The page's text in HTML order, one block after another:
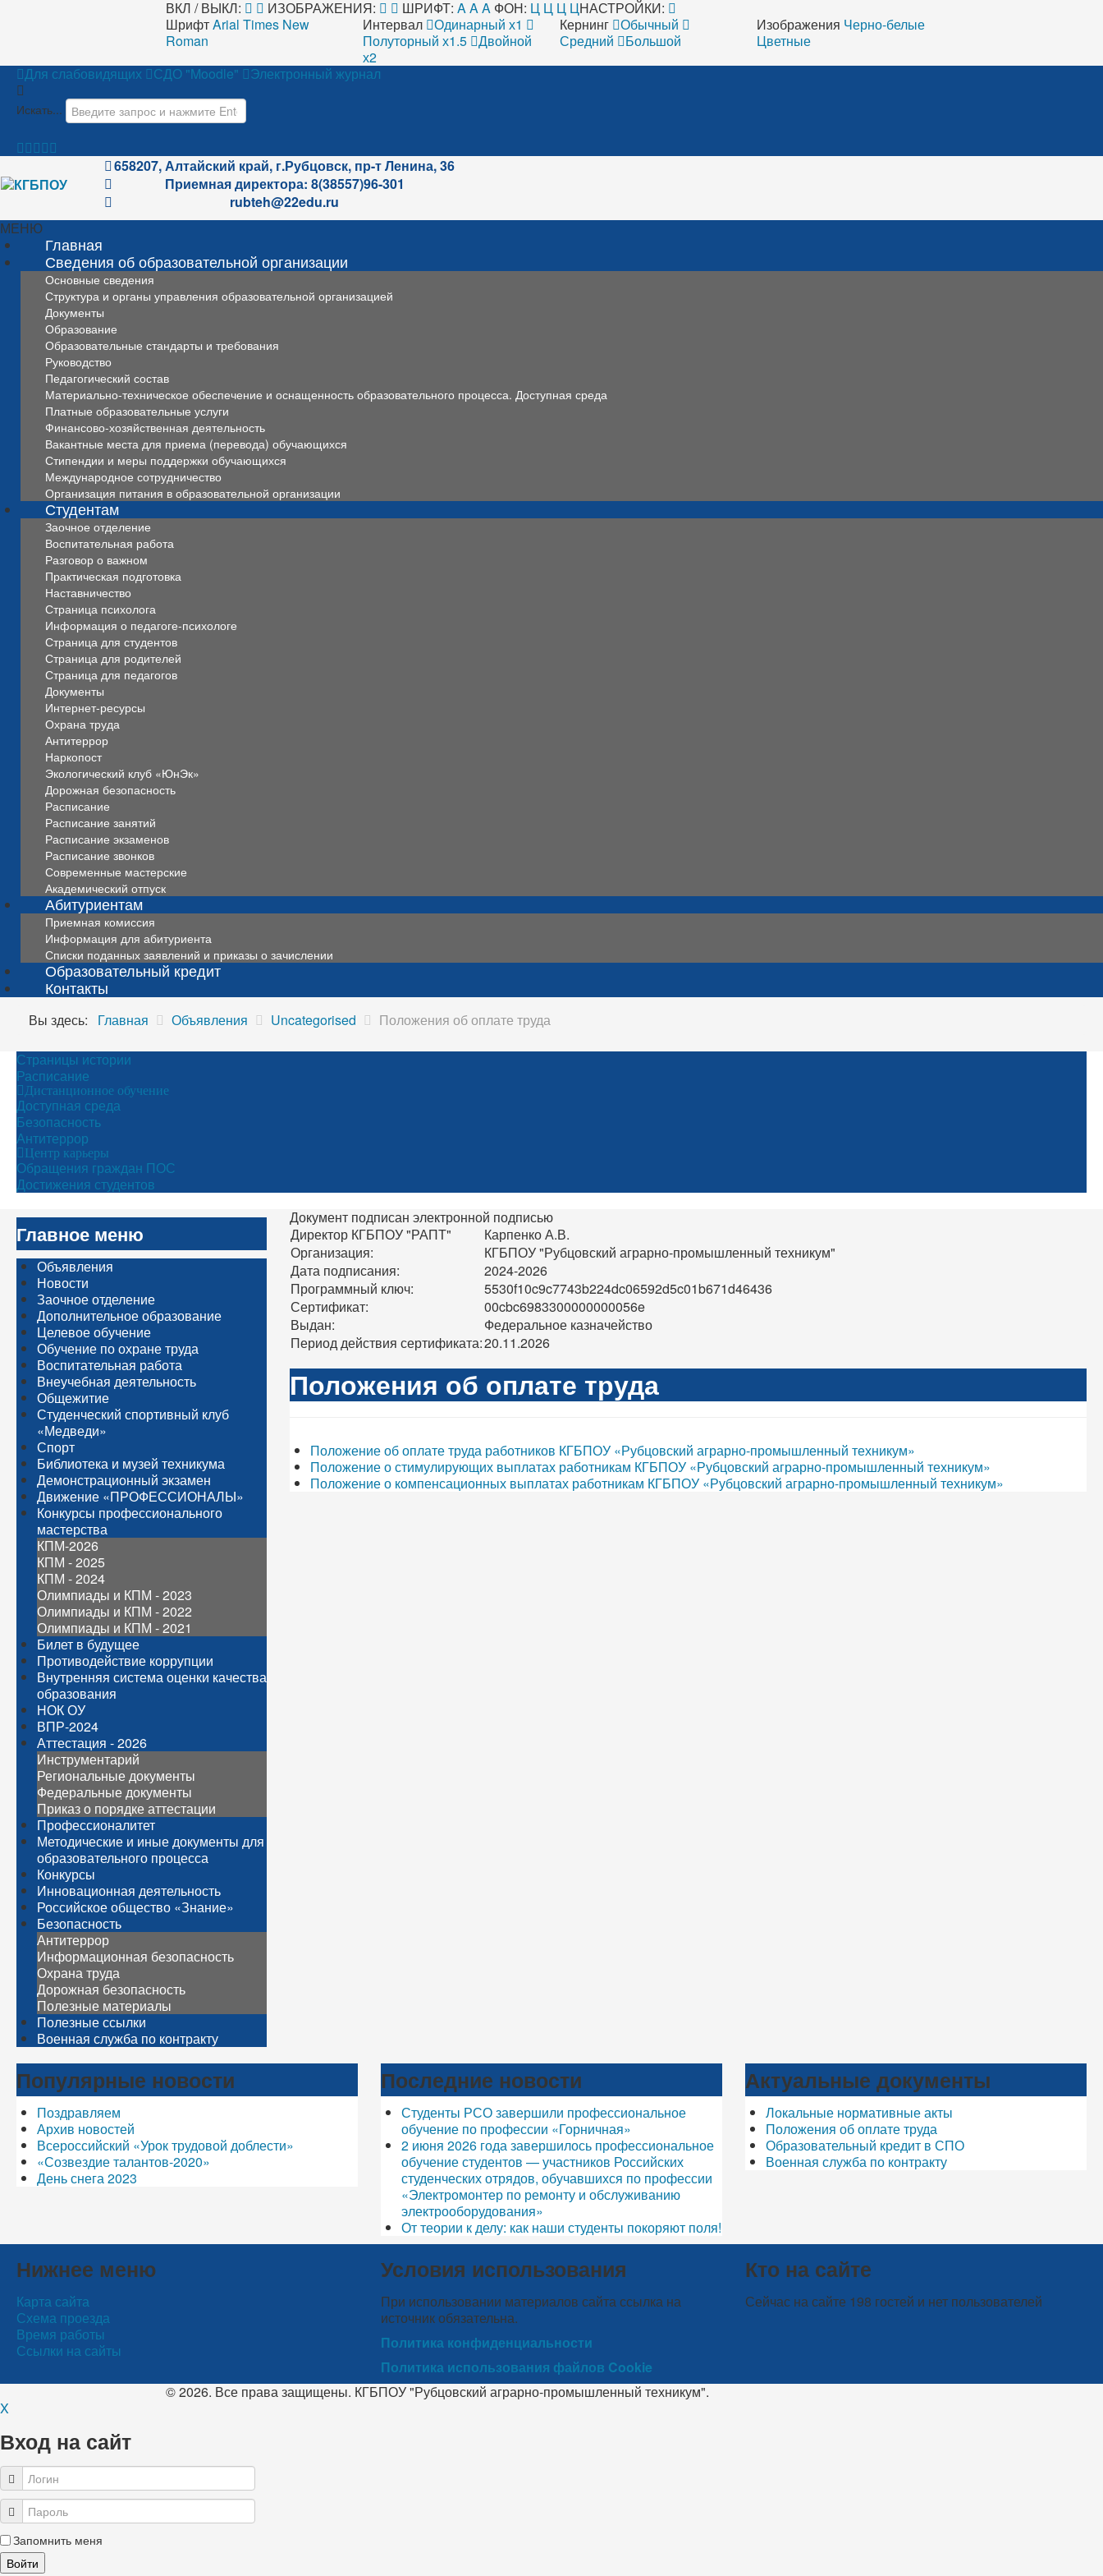
ВКЛ / ВЫКЛ: ИЗОБРАЖЕНИЯ: ШРИФТ: AAA ФОН: Ц Ц Ц ЦНАСТРОЙКИ:
ШрифтArial Times New
Roman
Интервал
Одинарный х1
Полуторный х1.5
Двойной
х2
Кернинг
Обычный
Средний
Большой
Изображения Черно-белые
Цветные
Для слабовидящих
СДО "Moodle" Электронный журнал
Искать...
658207, Алтайский край, г.Рубцовск, пр-т Ленина, 36
Приемная директора: 8(38557)96-301
rubteh@22edu.ru
МЕНЮ
Главная
Сведения об образовательной организации
Основные сведения
Структура и органы управления образовательной организацией
Документы
Образование
Образовательные стандарты и требования
Руководство
Педагогический состав
Материально-техническое обеспечение и оснащенность образовательного процесса. Доступная среда
Платные образовательные услуги
Финансово-хозяйственная деятельность
Вакантные места для приема (перевода) обучающихся
Стипендии и меры поддержки обучающихся
Международное сотрудничество
Организация питания в образовательной организации
Студентам
Заочное отделение
Воспитательная работа
Разговор о важном
Практическая подготовка
Наставничество
Страница психолога
Информация о педагоге-психологе
Страница для студентов
Страница для родителей
Страница для педагогов
Документы
Интернет-ресурсы
Охрана труда
Антитеррор
Наркопост
Экологический клуб «ЮнЭк»
Дорожная безопасность
Расписание
Расписание занятий
Расписание экзаменов
Расписание звонков
Современные мастерские
Академический отпуск
Абитуриентам
Приемная комиссия
Информация для абитуриента
Списки поданных заявлений и приказы о зачислении
Образовательный кредит
Контакты
Вы здесь: Главная Объявления Uncategorised Положения об оплате труда
Страницы истории
Расписание
Дистанционное обучение
Доступная среда
Безопасность
Антитеррор
Центр карьеры
Обращения граждан ПОС
Достижения студентов
Главное меню
Объявления
Новости
Заочное отделение
Дополнительное образование
Целевое обучение
Обучение по охране труда
Воспитательная работа
Внеучебная деятельность
Общежитие
Студенческий спортивный клуб
«Медведи»
Спорт
Библиотека и музей техникума
Демонстрационный экзамен
Движение «ПРОФЕССИОНАЛЫ»
Конкурсы профессионального
мастерства
КПМ-2026
КПМ - 2025
КПМ - 2024
Олимпиады и КПМ - 2023
Олимпиады и КПМ - 2022
Олимпиады и КПМ - 2021
Билет в будущее
Противодействие коррупции
Внутренняя система оценки качества
образования
НОК ОУ
ВПР-2024
Аттестация - 2026
Инструментарий
Региональные документы
Федеральные документы
Приказ о порядке аттестации
Профессионалитет
Методические и иные документы для
образовательного процесса
Конкурсы
Инновационная деятельность
Российское общество «Знание»
Безопасность
Антитеррор
Информационная безопасность
Охрана труда
Дорожная безопасность
Полезные материалы
Полезные ссылки
Военная служба по контракту
Документ подписан электронной подписью
Директор КГБПОУ "РАПТ"
Карпенко А.В.
Организация:
КГБПОУ "Рубцовский аграрно-промышленный техникум"
Дата подписания:
2024-2026
Программный ключ:
5530f10c9c7743b224dc06592d5c01b671d46436
Сертификат:
00cbc6983300000000056e
Выдан:
Федеральное казначейство
Период действия сертификата:20.11.2026
Положения об оплате труда
Положение об оплате труда работников КГБПОУ «Рубцовский аграрно-промышленный техникум»
Положение о стимулирующих выплатах работникам КГБПОУ «Рубцовский аграрно-промышленный техникум»
Положение о компенсационных выплатах работникам КГБПОУ «Рубцовский аграрно-промышленный техникум»
Популярные новости
Поздравляем
Архив новостей
Всероссийский «Урок трудовой доблести»
«Созвездие талантов-2020»
День снега 2023
Последние новости
Студенты РСО завершили профессиональное
обучение по профессии «Горничная»
2 июня 2026 года завершилось профессиональное
обучение студентов — участников Российских
студенческих отрядов, обучавшихся по профессии
«Электромонтер по ремонту и обслуживанию
электрооборудования»
От теории к делу: как наши студенты покоряют поля!
Актуальные документы
Локальные нормативные акты
Положения об оплате труда
Образовательный кредит в СПО
Военная служба по контракту
Нижнее меню
Карта сайта
Схема проезда
Время работы
Ссылки на сайты
Условия использования
При использовании материалов сайта ссылка на
источник обязательна.
Политика конфиденциальности
Политика использования файлов Cookie
Кто на сайте
Сейчас на сайте 198 гостей и нет пользователей
© 2026. Все права защищены. КГБПОУ "Рубцовский аграрно-промышленный техникум".
X
Вход на сайт
Запомнить меня
Войти